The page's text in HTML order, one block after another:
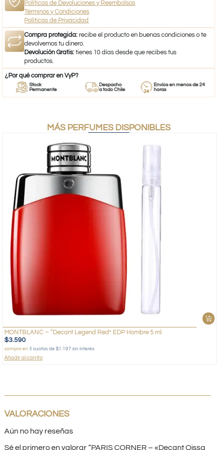
Políticas de Devoluciones y Reembolsos
Términos y Condiciones
Políticas de Privacidad
Compra protegida: recibe el producto en buenas condiciones o te
devolvemos tu dinero.
Devolución Gratis: tienes 10 días desde que recibes tus
productos.
¿Por qué comprar en VyP?
Stock
Permanente
Despacho
a todo Chile
Envíos en menos de 24
horas
MÁS PERFUMES DISPONIBLES
MONTBLANC – “Decant Legend Red” EDP Hombre 5 ml
$3.590
compra en 3 cuotas de $1.197 sin interés
Añadir al carrito
VALORACIONES
Aún no hay reseñas
Sé el primero en valorar “PARIS CORNER – «Decant Qissa